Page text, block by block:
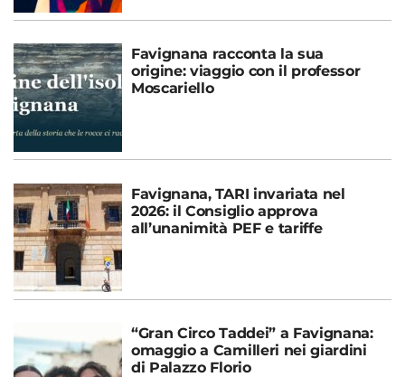
Favignana racconta la sua
origine: viaggio con il professor
Moscariello
Favignana, TARI invariata nel
2026: il Consiglio approva
all’unanimità PEF e tariffe
“Gran Circo Taddei” a Favignana:
omaggio a Camilleri nei giardini
di Palazzo Florio